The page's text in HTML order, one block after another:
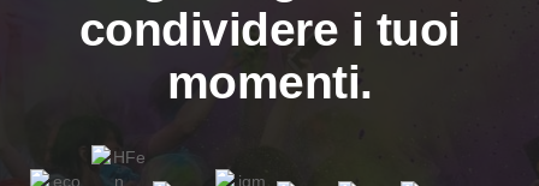
condividere i tuoi
momenti.